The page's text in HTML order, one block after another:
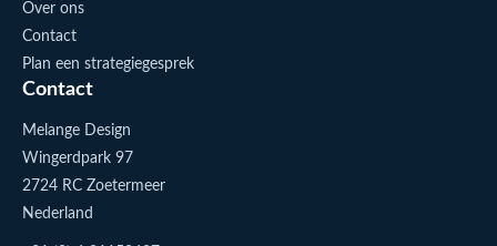
Over ons
Contact
Plan een strategiegesprek
Contact
Melange Design
Wingerdpark 97
2724 RC Zoetermeer
Nederland